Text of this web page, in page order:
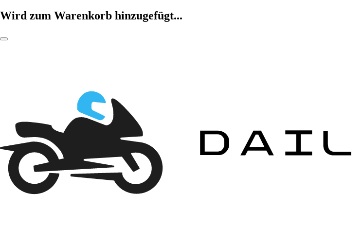
Wird zum Warenkorb hinzugefügt...